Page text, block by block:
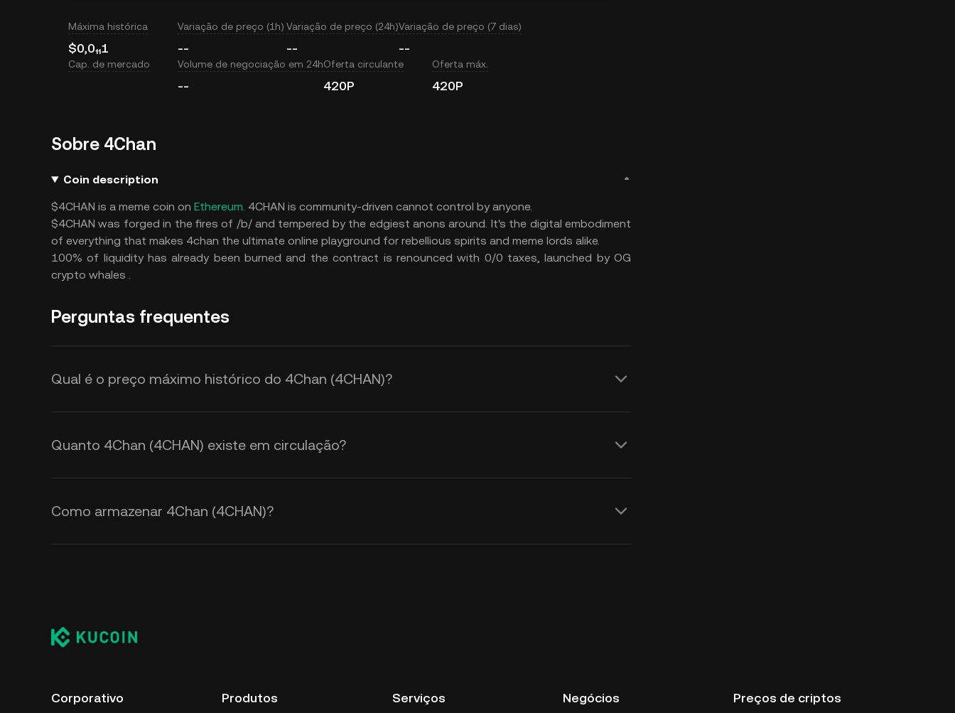
Máxima histórica
$0,0₁₁1
Variação de preço (1h)
--
Variação de preço (24h)
--
Variação de preço (7 dias)
--
Cap. de mercado Volume de negociação em 24h
--
Oferta circulante
420P
Oferta máx.
420P
Sobre 4Chan
Coin description
$4CHAN is a meme coin on Ethereum. 4CHAN is community-driven cannot control by anyone.
$4CHAN was forged in the fires of /b/ and tempered by the edgiest anons around. It's the digital embodiment
of everything that makes 4chan the ultimate online playground for rebellious spirits and meme lords alike.
100% of liquidity has already been burned and the contract is renounced with 0/0 taxes, launched by OG
crypto whales .
Perguntas frequentes
Qual é o preço máximo histórico do 4Chan (4CHAN)?
Quanto 4Chan (4CHAN) existe em circulação?
Como armazenar 4Chan (4CHAN)?
Corporativo Produtos Serviços Negócios Preços de criptos